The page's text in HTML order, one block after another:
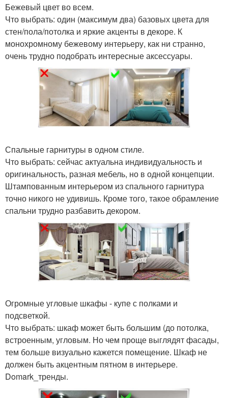
Бежевый цвет во всем.
Что выбрать: один (максимум два) базовых цвета для
стен/пола/потолка и яркие акценты в декоре. К
монохромному бежевому интерьеру, как ни странно,
очень трудно подобрать интересные аксессуары.
Спальные гарнитуры в одном стиле.
Что выбрать: сейчас актуальна индивидуальность и
оригинальность, разная мебель, но в одной концепции.
Штампованным интерьером из спального гарнитура
точно никого не удивишь. Кроме того, такое обрамление
спальни трудно разбавить декором.
Огромные угловые шкафы - купе с полками и
подсветкой.
Что выбрать: шкаф может быть большим (до потолка,
встроенным, угловым. Но чем проще выглядят фасады,
тем больше визуально кажется помещение. Шкаф не
должен быть акцентным пятном в интерьере.
Domark_тренды.